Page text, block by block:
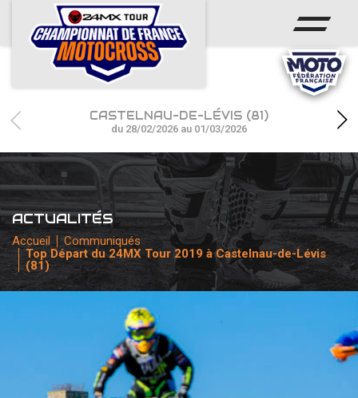
ACCUEIL
ACTUS
CALENDRIER
RÉSULTATS
PHOTOS / WEB TV
CHAMPIONNAT
PARTENAIRES
accéder à la billetterie
CASTELNAU-DE-LÉVIS (81)
du 28/02/2026 au 01/03/2026
ACTUALITÉS
Accueil
Communiqués
Top Départ du 24MX Tour 2019 à Castelnau-de-Lévis
(81)